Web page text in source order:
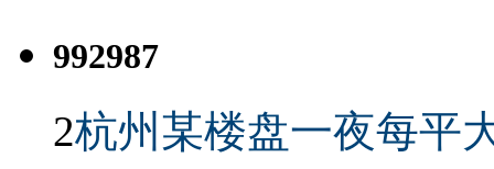
992987
2杭州某楼盘一夜每平